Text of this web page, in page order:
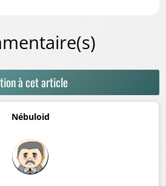
à cet article
Nébuloid